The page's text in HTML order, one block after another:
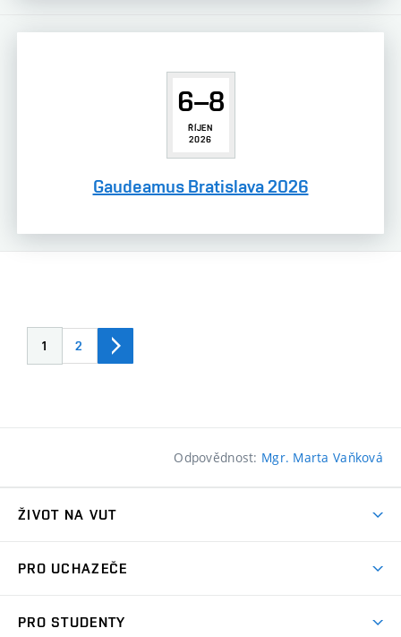
6–8
ŘÍJEN
2026
Gaudeamus Bratislava 2026
1 2
Odpovědnost: Mgr. Marta Vaňková
ŽIVOT NA VUT
Koleje
PRO UCHAZEČE
PRO STUDENTY